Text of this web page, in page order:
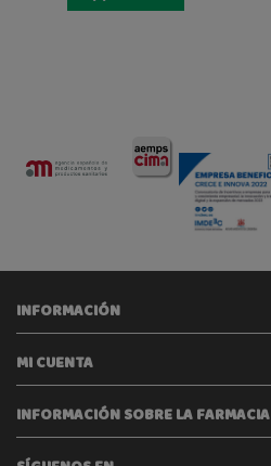
INFORMACIÓN
MI CUENTA
INFORMACIÓN SOBRE LA FARMACIA